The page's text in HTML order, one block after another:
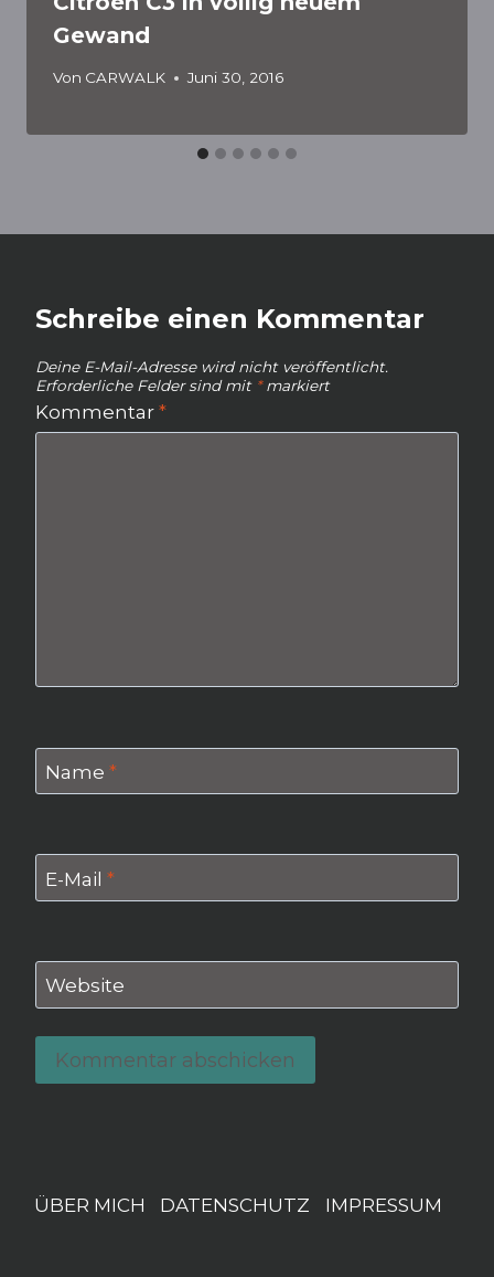
Gewand
Von CARWALK Juni 30, 2016
Schreibe einen Kommentar
Deine E-Mail-Adresse wird nicht veröffentlicht.
Erforderliche Felder sind mit *markiert
Kommentar *
Name *
E-Mail *
Website
ÜBER MICH DATENSCHUTZ IMPRESSUM